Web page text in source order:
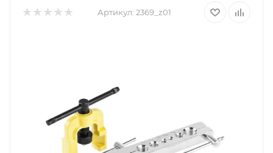
Артикул: 2369_z01